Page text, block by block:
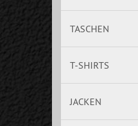
TASCHEN
T-SHIRTS
JACKEN